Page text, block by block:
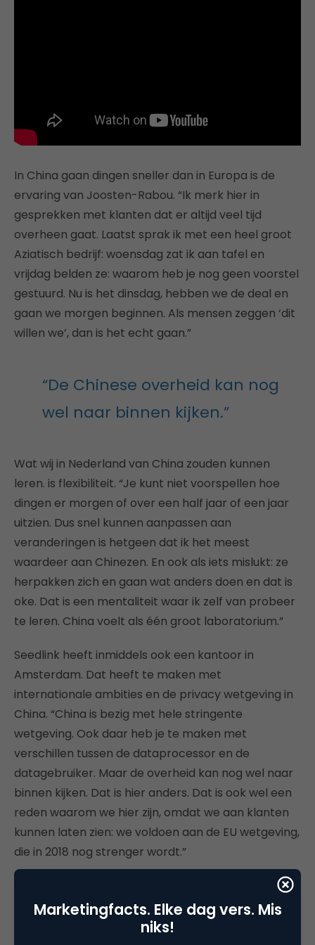
In China gaan dingen sneller dan in Europa is de
ervaring van Joosten-Rabou. “Ik merk hier in
gesprekken met klanten dat er altijd veel tijd
overheen gaat. Laatst sprak ik met een heel groot
Aziatisch bedrijf: woensdag zat ik aan tafel en
vrijdag belden ze: waarom heb je nog geen voorstel
gestuurd. Nu is het dinsdag, hebben we de deal en
gaan we morgen beginnen. Als mensen zeggen ‘dit
willen we’, dan is het echt gaan.”
“De Chinese overheid kan nog
wel naar binnen kijken.”
Wat wij in Nederland van China zouden kunnen
leren. is flexibiliteit. “Je kunt niet voorspellen hoe
dingen er morgen of over een half jaar of een jaar
uitzien. Dus snel kunnen aanpassen aan
veranderingen is hetgeen dat ik het meest
waardeer aan Chinezen. En ook als iets mislukt: ze
herpakken zich en gaan wat anders doen en dat is
oke. Dat is een mentaliteit waar ik zelf van probeer
te leren. China voelt als één groot laboratorium.”
Seedlink heeft inmiddels ook een kantoor in
Amsterdam. Dat heeft te maken met
internationale ambities en de privacy wetgeving in
China. “China is bezig met hele stringente
wetgeving. Ook daar heb je te maken met
verschillen tussen de dataprocessor en de
datagebruiker. Maar de overheid kan nog wel naar
binnen kijken. Dat is hier anders. Dat is ook wel een
reden waarom we hier zijn, omdat we aan klanten
kunnen laten zien: we voldoen aan de EU wetgeving,
die in 2018 nog strenger wordt.”
groot en goed draaiend team in Amsterdam actief
is. “Dat onze Europese ambities waarheid zijn
Marketingfacts. Elke dag vers. Mis
niks!